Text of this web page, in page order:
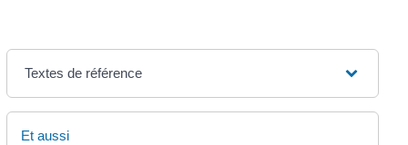
Textes de référence
Et aussi